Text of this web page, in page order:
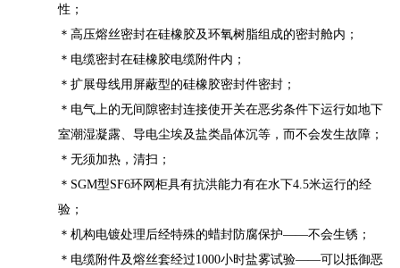
性；
＊高压熔丝密封在硅橡胶及环氧树脂组成的密封舱内；
＊电缆密封在硅橡胶电缆附件内；
＊扩展母线用屏蔽型的硅橡胶密封件密封；
＊电气上的无间隙密封连接使开关在恶劣条件下运行如地下
室潮湿凝露、导电尘埃及盐类晶体沉等，而不会发生故障；
＊无须加热，清扫；
＊SGM型SF6环网柜具有抗洪能力有在水下4.5米运行的经
验；
＊机构电镀处理后经特殊的蜡封防腐保护——不会生锈；
＊电缆附件及熔丝套经过1000小时盐雾试验——可以抵御恶